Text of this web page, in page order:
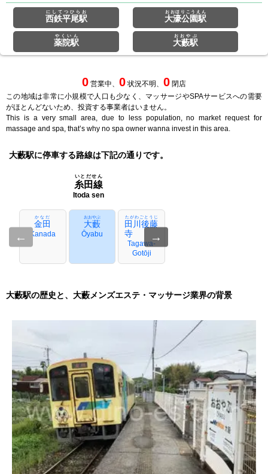
西鉄平尾駅
にしてつひらお
大濠公園駅
おおほりこうえん
薬院駅
やくいん
大藪駅
おおやぶ
0 営業中、 0 状況不明、 0 閉店
この地域は非常に小規模で人口も少なく、マッサージやSPAサービスへの需要
がほとんどないため、投資する事業者はいません。
This is a very small area, due to less population, no market request for
massage and spa, that’s why no spa owner wanna invest in this area.
大藪駅に停車する路線は下記の通りです。
糸田線
いとだせん
Itoda sen
←
金田
かなだ
Kanada
大藪
おおやぶ
Ōyabu
田川後藤
寺
たがわごとうじ
Tagawa-
Gotōji
→
大藪駅の歴史と、大藪メンズエステ・マッサージ業界の背景